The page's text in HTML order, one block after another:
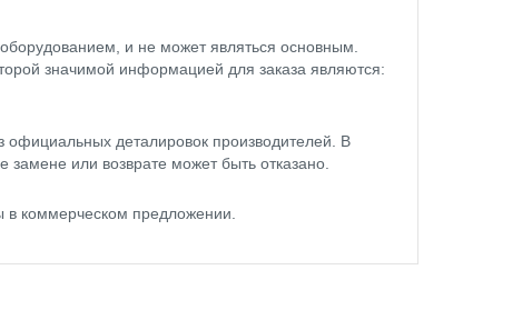
и не может являться основным.
значимой информацией для заказа являются:
деталировок производителей. В
или возврате может быть отказано.
коммерческом предложении.